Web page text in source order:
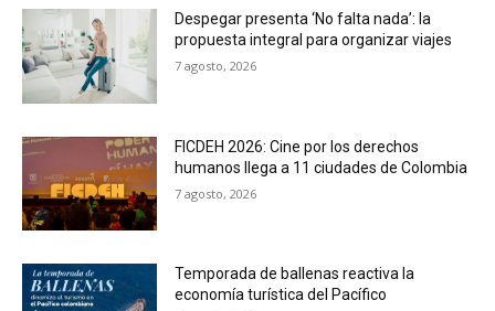
Despegar presenta ‘No falta nada’: la
propuesta integral para organizar viajes
7 agosto, 2026
FICDEH 2026: Cine por los derechos
humanos llega a 11 ciudades de Colombia
7 agosto, 2026
Temporada de ballenas reactiva la
economía turística del Pacífico